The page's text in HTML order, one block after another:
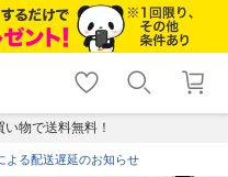
shopping_cart lock_outline
ログイン
物で送料無料！
よる配送遅延のお知らせ